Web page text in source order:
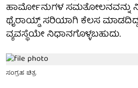
ಹಾರ್ಮೋನುಗಳ ಸಮತೋಲನವನ್ನು
ಥೈರಾಯ್ಡ್ ಸರಿಯಾಗಿ ಕೆಲಸ
ವ್ಯವಸ್ಥೆಯೇ ನಿಧಾನಗೊಳ್ಳಬಹುದು.
ಸಂಗ್ರಹ ಚಿತ್ರ